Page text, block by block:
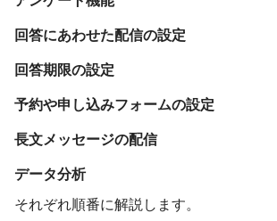
回答にあわせた配信の設定
回答期限の設定
予約や申し込みフォームの設定
長文メッセージの配信
データ分析
それぞれ順番に解説します。